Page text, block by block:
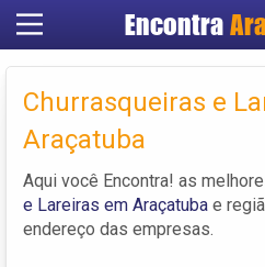
Encontra
Criar
Churrasqueiras e
Araçatuba
Aqui você Encontra! as
e Lareiras em Araçatuba e
endereço das empresas.